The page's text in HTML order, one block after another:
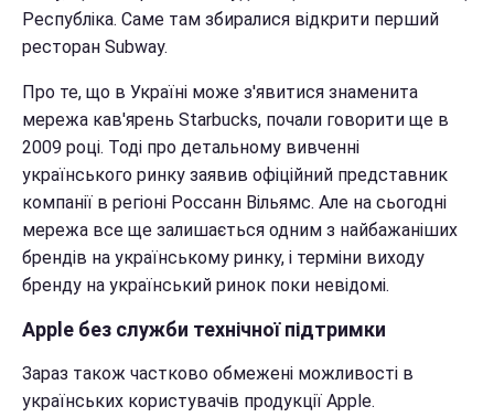
Республіка. Саме там збиралися відкрити перший
ресторан Subway.
Про те, що в Україні може з'явитися знаменита
мережа кав'ярень Starbucks, почали говорити ще в
2009 році. Тоді про детальному вивченні
українського ринку заявив офіційний представник
компанії в регіоні Россанн Вільямс. Але на сьогодні
мережа все ще залишається одним з найбажаніших
брендів на українському ринку, і терміни виходу
бренду на український ринок поки невідомі.
Apple без служби технічної підтримки
Зараз також частково обмежені можливості в
українських користувачів продукції Apple.